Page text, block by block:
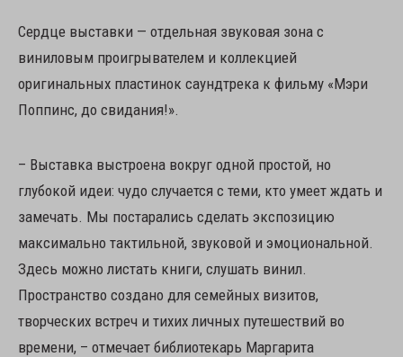
Сердце выставки — отдельная звуковая зона с
виниловым проигрывателем и коллекцией
оригинальных пластинок саундтрека к фильму «Мэри
Поппинс, до свидания!».
– Выставка выстроена вокруг одной простой, но
глубокой идеи: чудо случается с теми, кто умеет ждать и
замечать. Мы постарались сделать экспозицию
максимально тактильной, звуковой и эмоциональной.
Здесь можно листать книги, слушать винил.
Пространство создано для семейных визитов,
творческих встреч и тихих личных путешествий во
времени, – отмечает библиотекарь Маргарита